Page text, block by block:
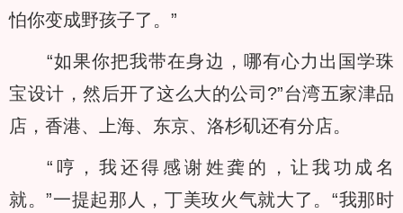
怕你变成野孩子了。”
“如果你把我带在身边，哪有心力出国学珠
宝设计，然后开了这么大的公司?”台湾五家津品
店，香港、上海、东京、洛杉矶还有分店。
“哼，我还得感谢姓龚的，让我功成名
就。”一提起那人，丁美玫火气就大了。“我那时